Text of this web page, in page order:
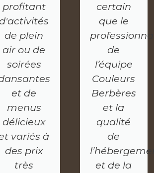
profitant
de plein
air ou de
soirées
et de
menus
délicieux
variés à
des prix
très
certain
que le
de
l’équipe
Couleurs
Berbères
et la
qualité
de
et de la